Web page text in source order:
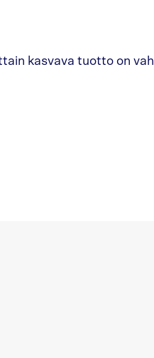
kasvava tuotto on